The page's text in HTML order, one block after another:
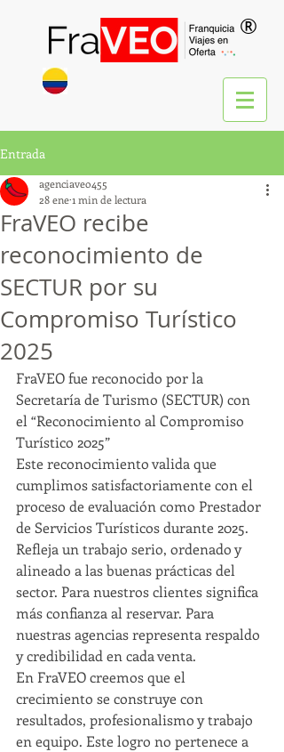
®
Entrada
FraVEO recibe
reconocimiento de
SECTUR por su
Compromiso Turístico
2025
agenciaveo455
28 ene1 min de lectura
FraVEO fue reconocido por la
Secretaría de Turismo (SECTUR) con
el “Reconocimiento al Compromiso
Turístico 2025”
Este reconocimiento valida que
cumplimos satisfactoriamente con el
proceso de evaluación como Prestador
de Servicios Turísticos durante 2025.
Refleja un trabajo serio, ordenado y
alineado a las buenas prácticas del
sector. Para nuestros clientes significa
más confianza al reservar. Para
nuestras agencias representa respaldo
y credibilidad en cada venta.
En FraVEO creemos que el
crecimiento se construye con
resultados, profesionalismo y trabajo
en equipo. Este logro no pertenece a